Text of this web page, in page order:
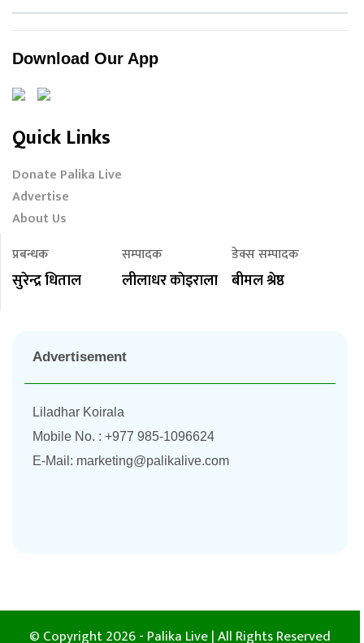
Download Our App
Quick Links
Donate Palika Live
Advertise
About Us
प्रबन्धक
सुरेन्द्र धिताल
सम्पादक
लीलाधर काेइराला
डेक्स सम्पादक
बीमल श्रेष्ठ
Advertisement
Liladhar Koirala
Mobile No. : +977 985-1096624
E-Mail: marketing@palikalive.com
© Copyright 2026 - Palika Live | All Rights Reserved